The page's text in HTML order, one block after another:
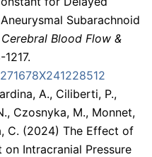
Subarachnoid
Blood Flow &
A., Ciliberti, P.,
Czosnyka, M., Monnet,
C. (2024) The Effect of
on Intracranial Pressure